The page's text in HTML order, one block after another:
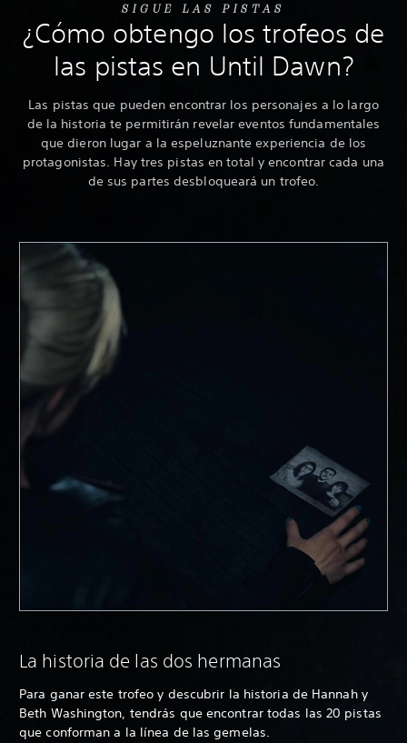
SIGUE LAS PISTAS
¿Cómo obtengo los trofeos de
las pistas en Until Dawn?
Las pistas que pueden encontrar los personajes a lo largo
de la historia te permitirán revelar eventos fundamentales
que dieron lugar a la espeluznante experiencia de los
protagonistas. Hay tres pistas en total y encontrar cada una
de sus partes desbloqueará un trofeo.
La historia de las dos hermanas
Para ganar este trofeo y descubrir la historia de Hannah y
Beth Washington, tendrás que encontrar todas las 20 pistas
que conforman a la línea de las gemelas.